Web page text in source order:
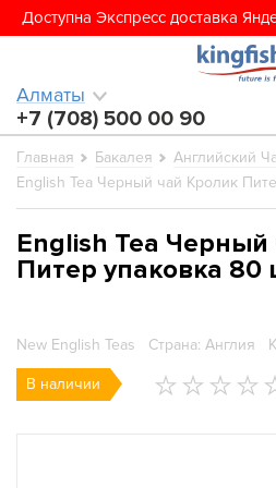
Доступна Экспресс доставка
Алматы
+7 (708) 500 00 90
Главная Бакалея
Английский
English Tea Черный чай Кролик
English Tea
Питер упаковка 80
New English Teas Страна: Англия
В наличии